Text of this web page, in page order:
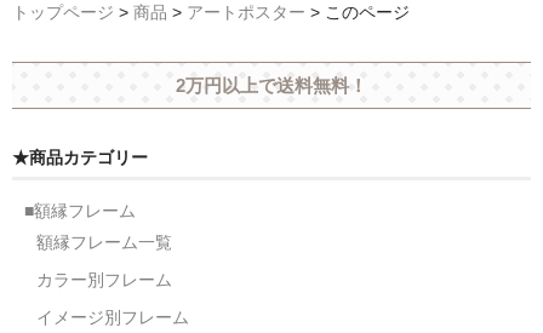
トップページ > 商品 > アートポスター > このページ
2万円以上で送料無料！
★商品カテゴリー
■額縁フレーム
額縁フレーム一覧
カラー別フレーム
イメージ別フレーム